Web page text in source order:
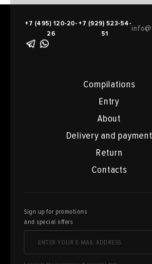
Compilations
Entry
About
Delivery and payment
Return
Contacts
+7 (495) 120-20-
26
+7 (929) 523-54-
51
Sign up for promotions
and special offers